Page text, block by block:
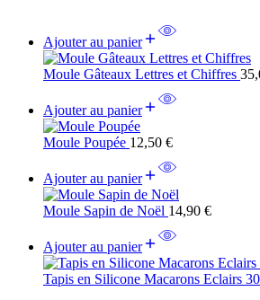
Ajouter au panier
Moule Gâteaux Lettres et Chiffres
Ajouter au panier
Moule Poupée 12,50 €
Ajouter au panier
Moule Sapin de Noël 14,90 €
Ajouter au panier
Tapis en Silicone Macarons Eclairs